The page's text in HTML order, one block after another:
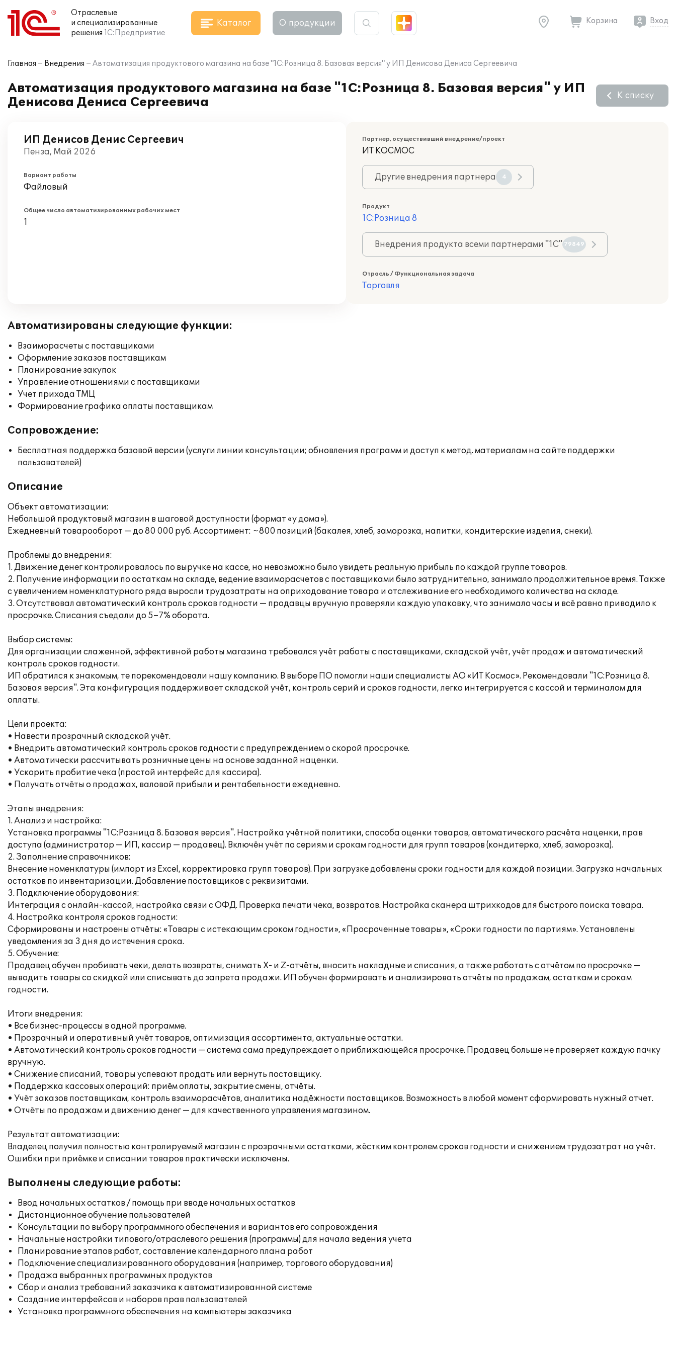
Отраслевые
и специализированные
решения 1С:Предприятие
Каталог О продукции Корзина Вход
Главная Внедрения Автоматизация продуктового магазина на базе "1С:Розница 8. Базовая версия" у ИП Денисова Дениса Сергеевича
Автоматизация продуктового магазина на базе "1С:Розница 8. Базовая версия" у ИП
Денисова Дениса Сергеевича
К списку
ИП Денисов Денис Сергеевич
Пенза, Май 2026
Вариант работы
Файловый
Общее число автоматизированных рабочих мест
1
Партнер, осуществивший внедрение/проект
ИТ КОСМОС
Другие внедрения партнера 4
Продукт
1С:Розница 8
Внедрения продукта всеми партнерами "1С" 79849
Отрасль / Функциональная задача
Торговля
Автоматизированы следующие функции:
Взаиморасчеты с поставщиками
Оформление заказов поставщикам
Планирование закупок
Управление отношениями с поставщиками
Учет прихода ТМЦ
Формирование графика оплаты поставщикам
Сопровождение:
Бесплатная поддержка базовой версии (услуги линии консультации; обновления программ и доступ к метод. материалам на сайте поддержки
пользователей)
Описание
Объект автоматизации:
Небольшой продуктовый магазин в шаговой доступности (формат «у дома»).
Ежедневный товарооборот — до 80 000 руб. Ассортимент: ~800 позиций (бакалея, хлеб, заморозка, напитки, кондитерские изделия, снеки).
Проблемы до внедрения:
1. Движение денег контролировалось по выручке на кассе, но невозможно было увидеть реальную прибыль по каждой группе товаров.
2. Получение информации по остаткам на складе, ведение взаиморасчетов с поставщиками было затруднительно, занимало продолжительное время. Также
с увеличением номенклатурного ряда выросли трудозатраты на оприходование товара и отслеживание его необходимого количества на складе.
3. Отсутствовал автоматический контроль сроков годности — продавцы вручную проверяли каждую упаковку, что занимало часы и всё равно приводило к
просрочке. Списания съедали до 5–7% оборота.
Выбор системы:
Для организации слаженной, эффективной работы магазина требовался учёт работы с поставщиками, складской учёт, учёт продаж и автоматический
контроль сроков годности.
ИП обратился к знакомым, те порекомендовали нашу компанию. В выборе ПО помогли наши специалисты АО «ИТ Космос». Рекомендовали "1С:Розница 8.
Базовая версия". Эта конфигурация поддерживает складской учёт, контроль серий и сроков годности, легко интегрируется с кассой и терминалом для
оплаты.
Цели проекта:
• Навести прозрачный складской учёт.
• Внедрить автоматический контроль сроков годности с предупреждением о скорой просрочке.
• Автоматически рассчитывать розничные цены на основе заданной наценки.
• Ускорить пробитие чека (простой интерфейс для кассира).
• Получать отчёты о продажах, валовой прибыли и рентабельности ежедневно.
Этапы внедрения:
1. Анализ и настройка:
Установка программы "1С:Розница 8. Базовая версия". Настройка учётной политики, способа оценки товаров, автоматического расчёта наценки, прав
доступа (администратор — ИП, кассир — продавец). Включён учёт по сериям и срокам годности для групп товаров (кондитерка, хлеб, заморозка).
2. Заполнение справочников:
Внесение номенклатуры (импорт из Excel, корректировка групп товаров). При загрузке добавлены сроки годности для каждой позиции. Загрузка начальных
остатков по инвентаризации. Добавление поставщиков с реквизитами.
3. Подключение оборудования:
Интеграция с онлайн-кассой, настройка связи с ОФД. Проверка печати чека, возвратов. Настройка сканера штрихкодов для быстрого поиска товара.
4. Настройка контроля сроков годности:
Сформированы и настроены отчёты: «Товары с истекающим сроком годности», «Просроченные товары», «Сроки годности по партиям». Установлены
уведомления за 3 дня до истечения срока.
5. Обучение:
Продавец обучен пробивать чеки, делать возвраты, снимать Х- и Z-отчёты, вносить накладные и списания, а также работать с отчётом по просрочке —
выводить товары со скидкой или списывать до запрета продажи. ИП обучен формировать и анализировать отчёты по продажам, остаткам и срокам
годности.
Итоги внедрения:
• Все бизнес-процессы в одной программе.
• Прозрачный и оперативный учёт товаров, оптимизация ассортимента, актуальные остатки.
• Автоматический контроль сроков годности — система сама предупреждает о приближающейся просрочке. Продавец больше не проверяет каждую пачку
вручную.
• Снижение списаний, товары успевают продать или вернуть поставщику.
• Поддержка кассовых операций: приём оплаты, закрытие смены, отчёты.
• Учёт заказов поставщикам, контроль взаиморасчётов, аналитика надёжности поставщиков. Возможность в любой момент сформировать нужный отчет.
• Отчёты по продажам и движению денег — для качественного управления магазином.
Результат автоматизации:
Владелец получил полностью контролируемый магазин с прозрачными остатками, жёстким контролем сроков годности и снижением трудозатрат на учёт.
Ошибки при приёмке и списании товаров практически исключены.
Выполнены следующие работы:
Ввод начальных остатков / помощь при вводе начальных остатков
Дистанционное обучение пользователей
Консультации по выбору программного обеспечения и вариантов его сопровождения
Начальные настройки типового/отраслевого решения (программы) для начала ведения учета
Планирование этапов работ, составление календарного плана работ
Подключение специализированного оборудования (например, торгового оборудования)
Продажа выбранных программных продуктов
Сбор и анализ требований заказчика к автоматизированной системе
Создание интерфейсов и наборов прав пользователей
Установка программного обеспечения на компьютеры заказчика